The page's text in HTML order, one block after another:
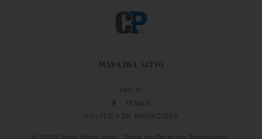
MAPA DEL SITIO
INICIO
TEMAS
POLÍTICA DE PRIVACIDAD
© 2022 Contra Poder News. Todos los Derechos Reservados.